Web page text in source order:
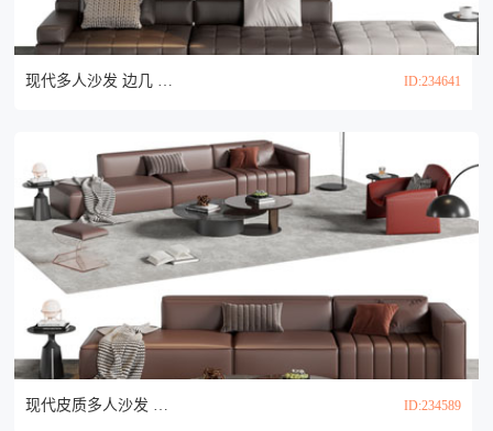
现代多人沙发 边几 茶几组合3d模型 ID:234641
现代皮质多人沙发 休闲椅子和茶几组合3d模型 ID:234589